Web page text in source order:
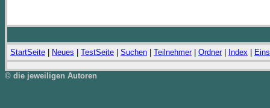
StartSeite Neues TestSeite Suchen Teilnehmer| Ordner| Index
© die jeweiligen Autoren